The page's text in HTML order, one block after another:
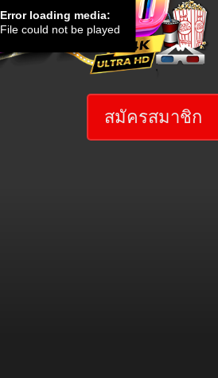
Error loading media:
File could not be played
สมัครสมาชิก